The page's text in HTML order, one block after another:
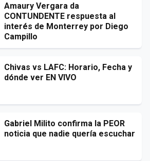
Amaury Vergara da
CONTUNDENTE respuesta al
interés de Monterrey por Diego
Campillo
Chivas vs LAFC: Horario, Fecha y
dónde ver EN VIVO
Gabriel Milito confirma la PEOR
noticia que nadie quería escuchar